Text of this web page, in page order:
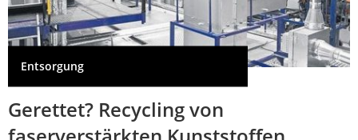
Entsorgung
Gerettet? Recycling von